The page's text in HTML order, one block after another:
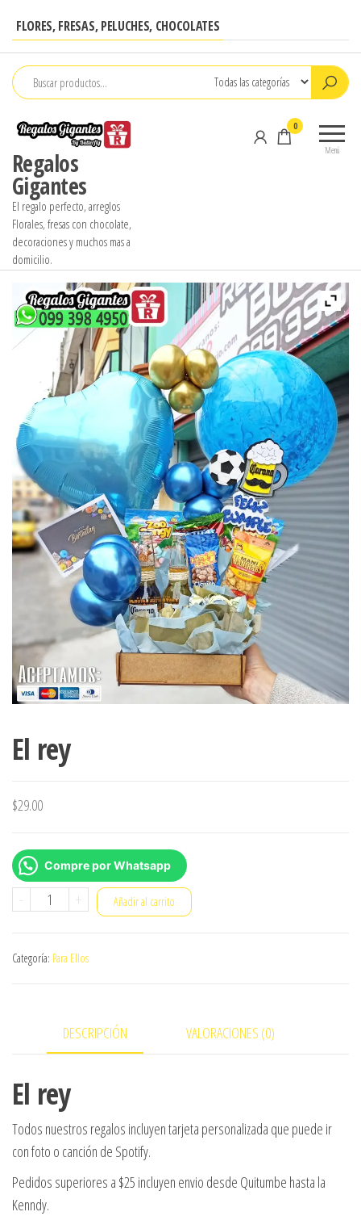
contenido
FLORES, FRESAS, PELUCHES, CHOCOLATES
Regalos
Gigantes
El regalo perfecto, arreglos
Florales, fresas con chocolate,
decoraciones y muchos mas a
domicilio.
Menú
0
El rey
$29.00
Compre por Whatsapp
- + Añadir al carrito
Categoría: Para Ellos
DESCRIPCIÓN VALORACIONES (0)
El rey
Todos nuestros regalos incluyen tarjeta personalizada que puede ir
con foto o canción de Spotify.
Pedidos superiores a $25 incluyen envio desde Quitumbe hasta la
Kenndy.